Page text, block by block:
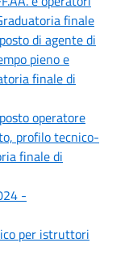
finale
di agente di
pieno e
finale di
operatore
profilo tecnico-
finale di
-
per istruttori